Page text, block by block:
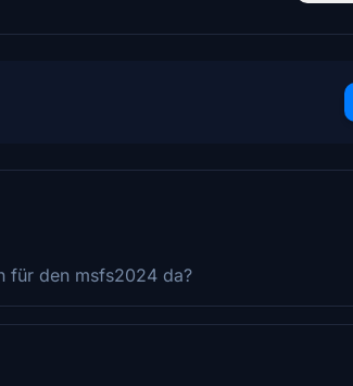
für den msfs2024 da?